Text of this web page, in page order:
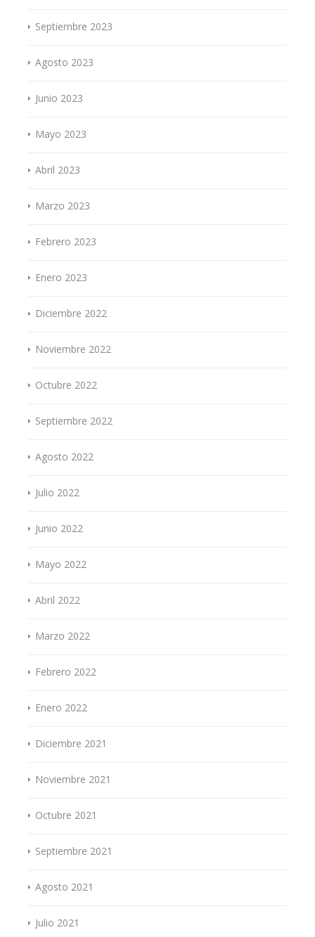
Septiembre 2023
Agosto 2023
Junio 2023
Mayo 2023
Abril 2023
Marzo 2023
Febrero 2023
Enero 2023
Diciembre 2022
Noviembre 2022
Octubre 2022
Septiembre 2022
Agosto 2022
Julio 2022
Junio 2022
Mayo 2022
Abril 2022
Marzo 2022
Febrero 2022
Enero 2022
Diciembre 2021
Noviembre 2021
Octubre 2021
Septiembre 2021
Agosto 2021
Julio 2021